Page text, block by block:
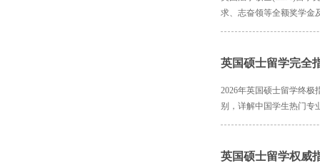
求、志奋领等全额奖学金
英国硕士留学完全
2026年英国硕士留学终
别，详解中国学生热门专
英国硕士留学权威